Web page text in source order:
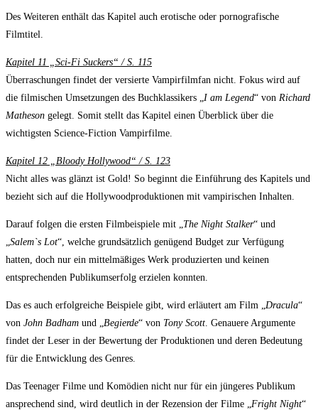
Des Weiteren enthält das Kapitel auch erotische oder pornografische
Filmtitel.
Kapitel 11 „Sci-Fi Suckers“ / S. 115
Überraschungen findet der versierte Vampirfilmfan nicht. Fokus wird auf
die filmischen Umsetzungen des Buchklassikers „ I am Legend“ von Richard
Matheson gelegt. Somit stellt das Kapitel einen Überblick über die
wichtigsten Science-Fiction Vampirfilme.
Kapitel 12 „Bloody Hollywood“ / S. 123
Nicht alles was glänzt ist Gold! So beginnt die Einführung des Kapitels und
bezieht sich auf die Hollywoodproduktionen mit vampirischen Inhalten.
Darauf folgen die ersten Filmbeispiele mit „ The Night Stalker“ und
Salem`s Lot“, welche grundsätzlich genügend Budget zur Verfügung
hatten, doch nur ein mittelmäßiges Werk produzierten und keinen
entsprechenden Publikumserfolg erzielen konnten.
Das es auch erfolgreiche Beispiele gibt, wird erläutert am Film „ Dracula“
von John Badham und „ Begierde“ von Tony Scott . Genauere Argumente
findet der Leser in der Bewertung der Produktionen und deren Bedeutung
für die Entwicklung des Genres.
Das Teenager Filme und Komödien nicht nur für ein jüngeres Publikum
ansprechend sind, wird deutlich in der Rezension der Filme „ Fright Night“